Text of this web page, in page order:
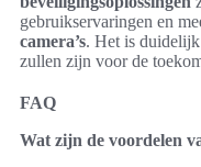
gebruikservaringen en
camera’s. Het is duidelijk
zullen zijn voor de
FAQ
Wat zijn de voordelen